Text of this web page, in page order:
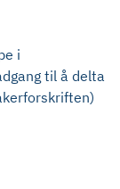
i
til å delta